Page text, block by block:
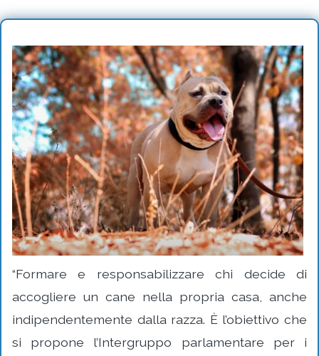
“Formare e responsabilizzare chi decide di
accogliere un cane nella propria casa, anche
indipendentemente dalla razza. È l’obiettivo che
si propone l’Intergruppo parlamentare per i